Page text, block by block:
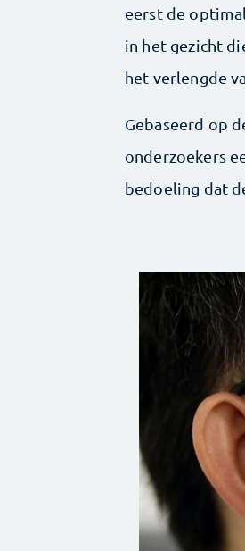
eerst de
in het gezicht
het verlengde
Gebaseerd op
onderzoekers
bedoeling dat